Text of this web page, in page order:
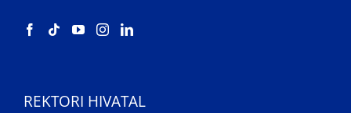
REKTORI HIVATAL